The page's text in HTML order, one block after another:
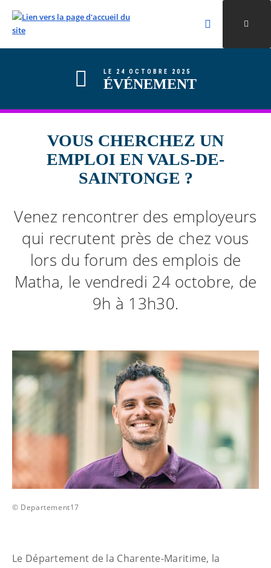
ALLER AU CONTENU
ALLER AU MENU
ALLER À LA RECHERCHE
Rechercher
Valider la
LE 24 OCTOBRE 2025
ÉVÉNEMENT
VOUS CHERCHEZ UN
EMPLOI EN VALS-DE-
SAINTONGE ?
Venez rencontrer des employeurs
qui recrutent près de chez vous
lors du forum des emplois de
Matha, le vendredi 24 octobre, de
9h à 13h30.
© Departement17
Le Département de la Charente-Maritime, la